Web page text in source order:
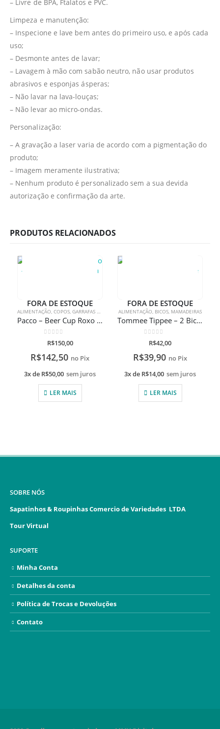
– Livre de BPA, Ftalatos e PVC.
Limpeza e manutenção:
– Inspecione e lave bem antes do primeiro uso, e após cada
uso;
– Desmonte antes de lavar;
– Lavagem à mão com sabão neutro, não usar produtos
abrasivos e esponjas ásperas;
– Não lavar na lava-louças;
– Não levar ao micro-ondas.
Personalização:
– A gravação a laser varia de acordo com a pigmentação do
produto;
– Imagem meramente ilustrativa;
– Nenhum produto é personalizado sem a sua devida
autorização e confirmação da arte.
PRODUTOS RELACIONADOS
FORA DE ESTOQUE
ALIMENTAÇÃO, COPOS, GARRAFAS TÉRMICAS
Pacco – Beer Cup Roxo 473ml com gravação a laser
de 5
R$150,00
R$142,50 no Pix
3x de R$50,00 sem juros
LER MAIS
FORA DE ESTOQUE
ALIMENTAÇÃO, BICOS, MAMADEIRAS
Tommee Tippee – 2 Bicos Closer To Nature fluxo rápido
de 5
R$42,00
R$39,90 no Pix
3x de R$14,00 sem juros
LER MAIS
SOBRE NÓS
Sapatinhos & Roupinhas Comercio de Variedades LTDA
Tour Virtual
SUPORTE
Minha Conta
Detalhes da conta
Política de Trocas e Devoluções
Contato